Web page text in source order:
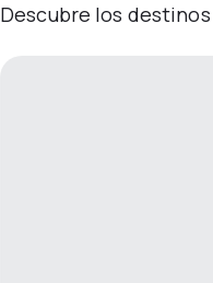
Descubre los